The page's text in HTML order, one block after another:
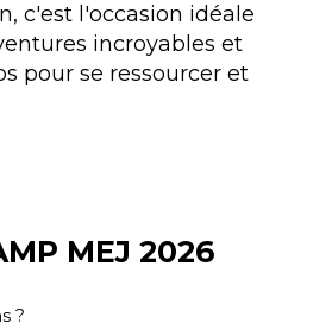
c'est l'occasion idéale
incroyables et
pour se ressourcer et
MEJ 2026
?